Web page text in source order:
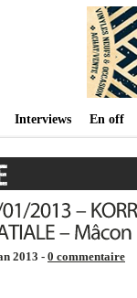
Interviews En off
2013 - 0 commentaire